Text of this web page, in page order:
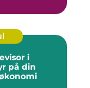
i
på din